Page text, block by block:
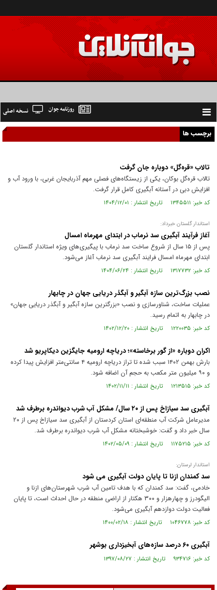
Toggle
navigation
نسخه اصلی روزنامه جوان
برچسب ها
تالاب «قره‌گل» دوباره جان گرفت
تالاب قره‌گل بوکان، یکی از زیستگاه‌های فصلی مهم آذربایجان غربی، با ورود آب و
افزایش دبی در آستانه آبگیری کامل قرار گرفت.
کد خبر: ۱۳۴۵۵۱۱ تاریخ انتشار : ۱۴۰۴/۱۲/۰۱
استاندار گلستان خبرداد:
آغاز فرآیند آبگیری سد نرماب در ابتدای مهرماه امسال
پس از ۱۵ سال از شروع ساخت سد نرماب با پیگیری‌های ویژه استاندار گلستان
ابتدای مهرماه امسال فرایند آبگیری سد نرماب آغاز می‌شود.
کد خبر: ۱۳۱۷۷۳۲ تاریخ انتشار : ۱۴۰۴/۰۶/۲۴
نصب بزرگ‌ترین سازه آبگیر و آبگذر دریایی جهان‌ در چابهار
عملیات ساخت، شناورسازی و نصب «بزرگترین سازه آبگیر و آبگذر دریایی جهان»
در چابهار به اتمام رسید.
کد خبر: ۱۲۲۰۰۳۵ تاریخ انتشار : ۱۴۰۲/۱۲/۲۰
اکران دوباره «از گور برخاسته»؛ دریاچه ارومیه جایگزین دیکاپریو شد
بارش بهمن ۱۴۰۲ سبب شده تا تراز دریاچه ارومیه ۴ سانتی‌متر افزایش پیدا کرده
و ۹۰ میلیون متر مکعب به حجم آن اضافه شود.
کد خبر: ۱۲۱۳۵۱۵ تاریخ انتشار : ۱۴۰۲/۱۱/۱۱
آبگیری سد سیازاخ پس از ۲۰ سال/ مشکل آب شرب دیواندره برطرف شد
مدیرعامل شرکت آب منطقه‌ای استان کردستان از آبگیری سد سیازاخ پس از ۲۰
سال خبر داد و گفت: خوشبختانه مشکل آب شرب دیواندره برطرف شد.
کد خبر: ۱۱۷۵۲۱۵ تاریخ انتشار : ۱۴۰۲/۰۵/۰۹
استاندار لرستان:
سد کمندان ازنا تا پایان دولت آبگیری می شود
خادمی، گفت: سد کمندان که با هدف تامین آب شرب شهرستان‌های ازنا و
الیگودرز و چهارهزار و ۳۰۰ هکتار از اراضی منطقه در حال احداث است، تا پایان
فعالیت دولت دوازدهم آبگیری می‌شود.
کد خبر: ۱۰۴۶۷۷۸ تاریخ انتشار : ۱۴۰۰/۰۲/۱۸
آبگیری ۶۰ درصد سازه‌های آبخیزداری بوشهر
کد خبر: ۹۳۴۷۱۶ تاریخ انتشار : ۱۳۹۷/۰۸/۲۷